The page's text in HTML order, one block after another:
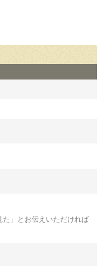
た」とお伝えいただければ